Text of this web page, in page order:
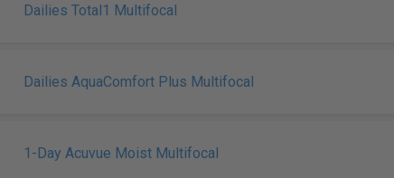
Dailies Total1 Multifocal
Dailies AquaComfort Plus Multifocal
1-Day Acuvue Moist Multifocal